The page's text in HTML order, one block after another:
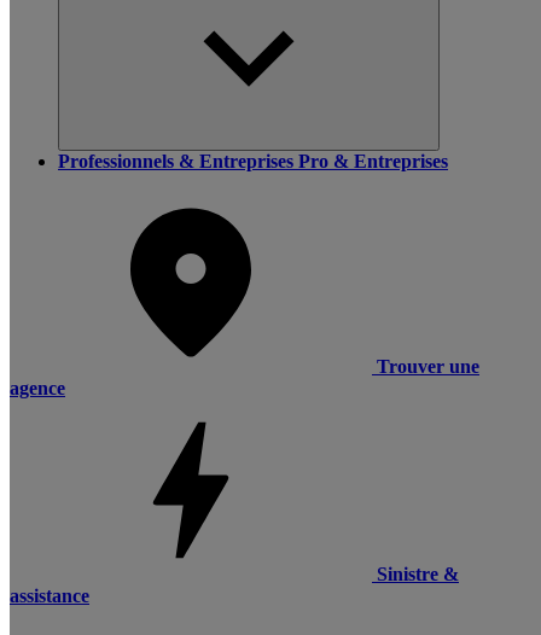
Professionnels & Entreprises Pro & Entreprises
Trouver une
agence
Sinistre &
assistance